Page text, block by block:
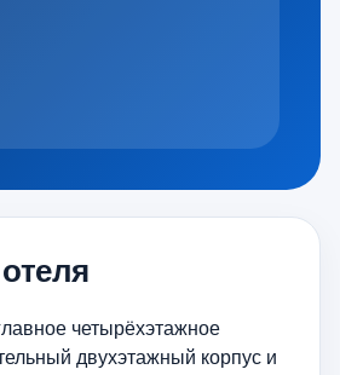
четырёхэтажное
двухэтажный корпус и